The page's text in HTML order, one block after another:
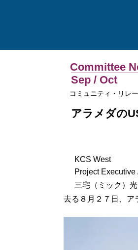
Committee
Sep / Oct
コミュニティ・リレ
アラメダの
KCS West
Project
三宅（ミック）
去る８月２７日、ア